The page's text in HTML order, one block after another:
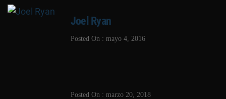
Joel Ryan
Posted On : mayo 4, 2016
Posted On : marzo 20, 2018